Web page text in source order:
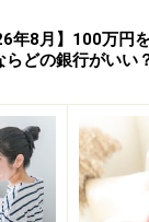
けた場合】
：約1万758円（
：約1万7930円
期預金キャンペ
年8月】100万円
らどの銀行がいい